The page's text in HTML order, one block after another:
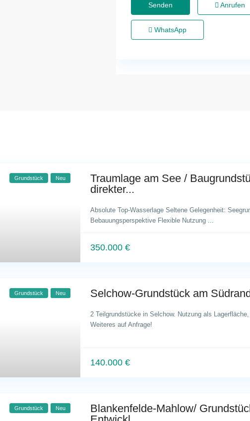
Anrufen
WhatsApp
Grundstück Neu
Traumlage am See /
direkter...
Absolute Top-Wasserlage Seltene Gelegenheit:
Bebauungsperspektive Flexible Nutzung ...
350.000 €
Grundstück Neu Selchow-Grundstück am
2 Teilgrundstücke in Selchow. Nutzung als
Weiteres auf Anfrage!
140.000 €
Grundstück Neu
Blankenfelde-Mahlow/